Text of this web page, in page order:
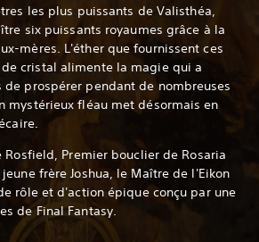
les plus puissants de Valisthéa,
six puissants royaumes grâce à la
mères. L'éther que fournissent ces
cristal alimente la magie qui a
de prospérer pendant de nombreuses
mystérieux fléau met désormais en
Rosfield, Premier bouclier de Rosaria
frère Joshua, le Maître de l'Eikon
rôle et d'action épique conçu par une
de Final Fantasy.